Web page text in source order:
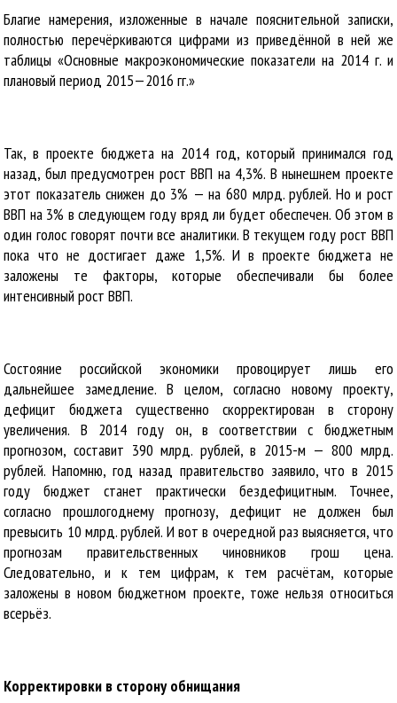
Благие намерения, изложенные в начале пояснительной записки,
полностью перечёркиваются цифрами из приведённой в ней же
таблицы «Основные макроэкономические показатели на 2014 г. и
плановый период 2015—2016 гг.»
Так, в проекте бюджета на 2014 год, который принимался год
назад, был предусмотрен рост ВВП на 4,3%. В нынешнем проекте
этот показатель снижен до 3% — на 680 млрд. рублей. Но и рост
ВВП на 3% в следующем году вряд ли будет обеспечен. Об этом в
один голос говорят почти все аналитики. В текущем году рост ВВП
пока что не достигает даже 1,5%. И в проекте бюджета не
заложены те факторы, которые обеспечивали бы более
интенсивный рост ВВП.
Состояние российской экономики провоцирует лишь его
дальнейшее замедление. В целом, согласно новому проекту,
дефицит бюджета существенно скорректирован в сторону
увеличения. В 2014 году он, в соответствии с бюджетным
прогнозом, составит 390 млрд. рублей, в 2015-м — 800 млрд.
рублей. Напомню, год назад правительство заявило, что в 2015
году бюджет станет практически бездефицитным. Точнее,
согласно прошлогоднему прогнозу, дефицит не должен был
превысить 10 млрд. рублей. И вот в очередной раз выясняется, что
прогнозам правительственных чиновников грош цена.
Следовательно, и к тем цифрам, к тем расчётам, которые
заложены в новом бюджетном проекте, тоже нельзя относиться
всерьёз.
Корректировки в сторону обнищания